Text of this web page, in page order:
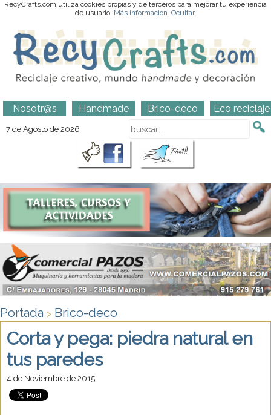
RecyCrafts.com utiliza cookies propias y de terceros para mejorar tu experiencia
de usuario. Más información. Ocultar.
Nosotr@s Handmade Brico-deco Eco reciclaje
7 de Agosto de 2026
Portada > Brico-deco
Corta y pega: piedra natural en
tus paredes
4 de Noviembre de 2015